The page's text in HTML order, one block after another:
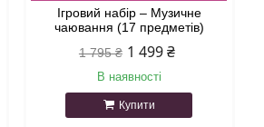
Ігровий набір – Музичне
чаювання (17 предметів)
1 795 ₴ 1 499 ₴
В наявності
Купити